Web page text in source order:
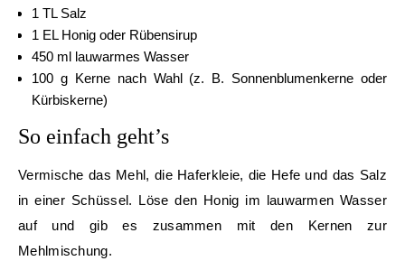
1 TL Salz
1 EL Honig oder Rübensirup
450 ml lauwarmes Wasser
100 g Kerne nach Wahl (z. B. Sonnenblumenkerne oder
Kürbiskerne)
So einfach geht’s
Vermische das Mehl, die Haferkleie, die Hefe und das Salz
in einer Schüssel. Löse den Honig im lauwarmen Wasser
auf und gib es zusammen mit den Kernen zur
Mehlmischung.